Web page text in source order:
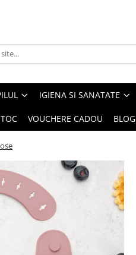
IGIENA SI SANATATE
VOUCHERE CADOU BLOG